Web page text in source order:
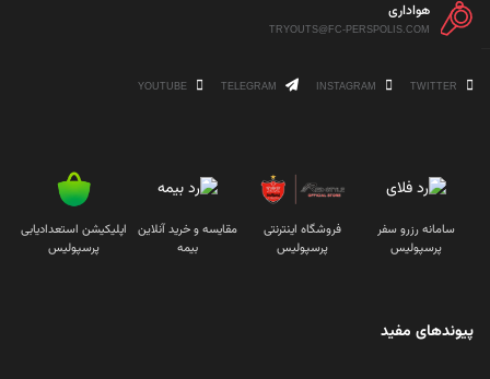
هواداری
TRYOUTS@FC-PERSPOLIS.COM
سامانه رزرو سفر
پرسپولیس
فروشگاه اینترنتی
پرسپولیس
مقایسه و خرید آنلاین
بیمه
اپلیکیشن استعدادیابی
پرسپولیس
پیوندهای مفید